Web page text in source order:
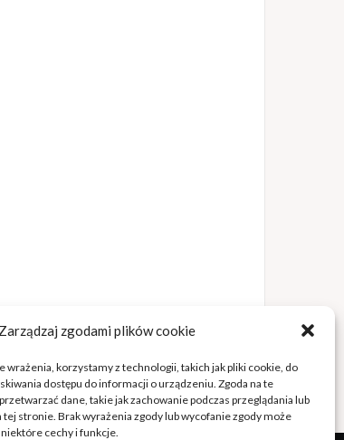
Zarządzaj zgodami plików cookie
wrażenia, korzystamy z technologii, takich jak pliki cookie, do
dostępu do informacji o urządzeniu. Zgoda na te
dane, takie jak zachowanie podczas przeglądania lub
stronie. Brak wyrażenia zgody lub wycofanie zgody może
cechy i funkcje.